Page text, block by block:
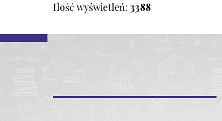
Ilość wyświetleń: 3388